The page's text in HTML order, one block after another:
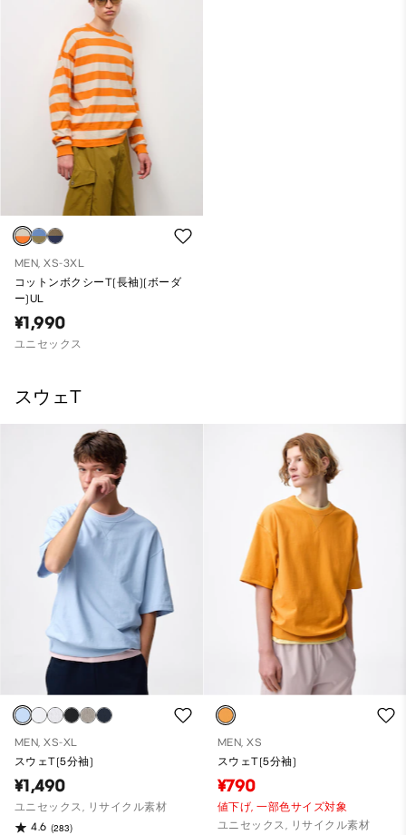
MEN, XS-3XL
コットンボクシーT(長袖)(ボーダ
ー)UL
¥1,990
ユニセックス
スウェT
MEN, XS-XL
スウェT(5分袖)
¥1,490
ユニセックス, リサイクル素材
4.6 (283)
MEN, XS
スウェT(5分袖)
¥790
値下げ,一部色サイズ対象
ユニセックス, リサイクル素材